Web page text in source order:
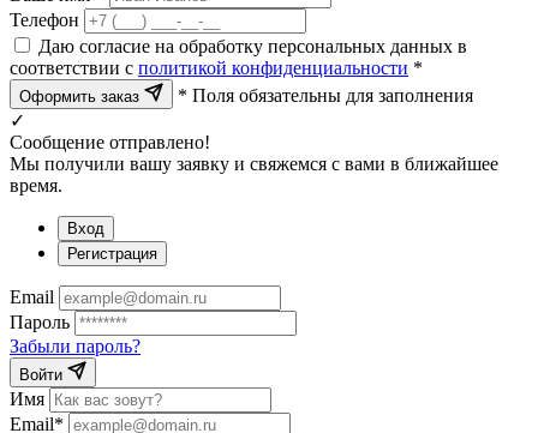
Телефон
Даю согласие на обработку персональных данных в
соответствии с политикой конфиденциальности *
Оформить заказ
* Поля обязательны для заполнения
✓
Сообщение отправлено!
Мы получили вашу заявку и свяжемся с вами в ближайшее
время.
Вход
Регистрация
Email
Пароль
Забыли пароль?
Войти
Имя
Email*